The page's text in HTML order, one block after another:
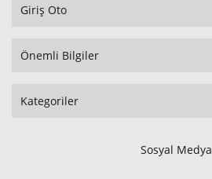
Giriş Oto
Önemli Bilgiler
Kategoriler
Sosyal Medya